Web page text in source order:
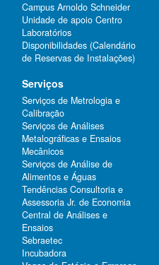
Campus Arnoldo Schneider
Unidade de apoio Centro
Laboratórios
Disponibilidades (Calendário
de Reservas de Instalações)
Serviços
Serviços de Metrologia e
Calibração
Serviços de Análises
Metalográficas e Ensaios
Mecânicos
Serviços de Análise de
Alimentos e Águas
Tendências Consultoria e
Assessoria Jr. de Economia
Central de Análises e
Ensaios
Sebraetec
Incubadora